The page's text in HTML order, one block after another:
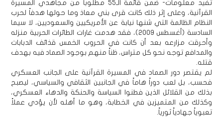
تفيد معلومات- ضمن قائمة الـ55 مطلوباً من مجاهدي المسيرة
القرآنية، وعلى إثر ذلك كانت قرى بني معاذ وما حولها هدفاً لحرب
النظام الظالمة التي شنها نيابة عن الأمريكيين والسعوديين، لا سيما
السادسة (أغسطس 2009)، فقد هدمت غارات الطائرات الحربية منزله
وأحرقت مزارعه بعد أن كانت في الحروب الخمس قذائف الدبابات
والمدافع توجه نحو كل متراس، ظناً منهم بوجود الصماد فيه بهدف
قتله.
لم يقتصر دور الصماد في المسيرة القرآنية على الجانب العسكري
فحسب، بل لعب دوراً هاماً في الجانبين الثقافي والسياسي، ليصبح
بذلك من القلائل الذين فطنوا السياسة والحنكة والدهاء العسكري،
وكذلك من المتميزين في الخطابة، وهو ما أهله لأن يؤدي عملاً
تعبوياً جهادياً ثورياً.